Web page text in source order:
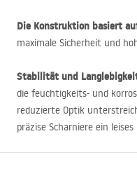
Die Konstruktion basiert
maximale Sicherheit und
Stabilität und
die feuchtigkeits- und
reduzierte Optik
präzise Scharniere ein